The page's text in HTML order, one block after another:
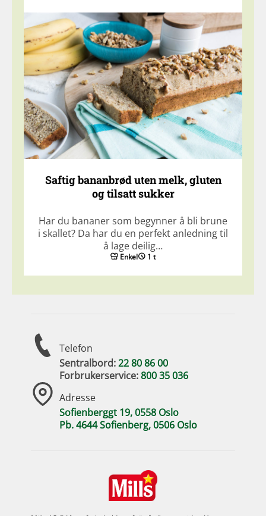
Saftig bananbrød uten melk, gluten
og tilsatt sukker
Har du bananer som begynner å bli brune
i skallet? Da har du en perfekt anledning til
å lage deilig…
Enkel 1 t
Telefon
Sentralbord:22 80 86 00
Forbrukerservice:800 35 036
Adresse
Sofienberggt 19, 0558 Oslo
Pb. 4644 Sofienberg, 0506 Oslo